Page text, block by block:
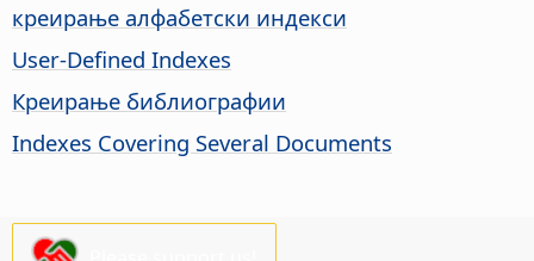
креирање алфабетски индекси
User-Defined Indexes
Креирање библиографии
Indexes Covering Several Documents